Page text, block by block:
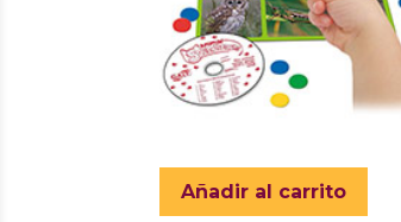
Añadir al carrito